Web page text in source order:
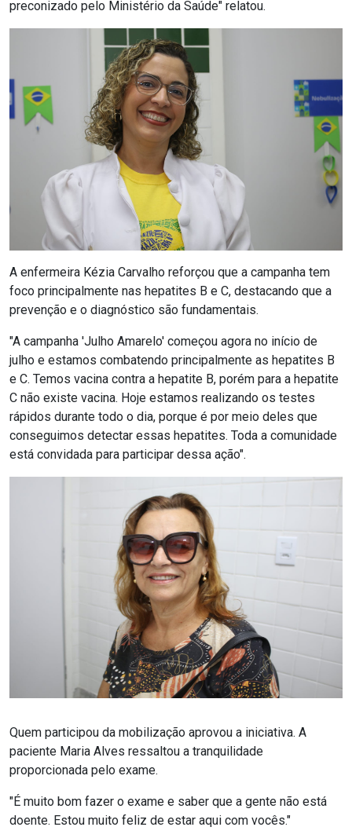
preconizado pelo Ministério da Saúde" relatou.
A enfermeira Kézia Carvalho reforçou que a campanha tem
foco principalmente nas hepatites B e C, destacando que a
prevenção e o diagnóstico são fundamentais.
"A campanha 'Julho Amarelo' começou agora no início de
julho e estamos combatendo principalmente as hepatites B
e C. Temos vacina contra a hepatite B, porém para a hepatite
C não existe vacina. Hoje estamos realizando os testes
rápidos durante todo o dia, porque é por meio deles que
conseguimos detectar essas hepatites. Toda a comunidade
está convidada para participar dessa ação".
Quem participou da mobilização aprovou a iniciativa. A
paciente Maria Alves ressaltou a tranquilidade
proporcionada pelo exame.
"É muito bom fazer o exame e saber que a gente não está
doente. Estou muito feliz de estar aqui com vocês."